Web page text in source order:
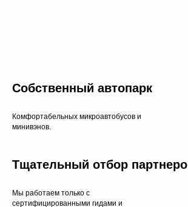
Собственный автопарк
Комфортабельных микроавтобусов и
минивэнов.
Тщательный отбор
Мы работаем только с
сертифицированными гидами и